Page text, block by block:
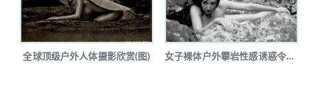
全球顶级户外人体摄影欣赏(图) 女子裸体户外攀岩性感诱惑令人瞠目(图...